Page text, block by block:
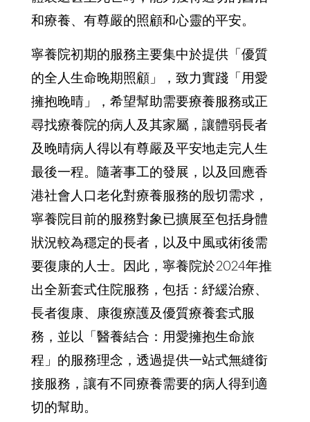
尋找療養院的病人及其家屬，讓體弱長者
最後一程。隨著事工的發展，以及回應香
港社會人口老化對療養服務的殷切需求，
寧養院目前的服務對象已擴展至包括身體
狀況較為穩定的長者，以及中風或術後需
要復康的人士。因此，寧養院於2024年推
出全新套式住院服務，包括：紓緩治療、
長者復康、康復療護及優質療養套式服
務，並以「醫養結合：用愛擁抱生命旅
程」的服務理念，透過提供一站式無縫銜
接服務，讓有不同療養需要的病人得到適
切的幫助。